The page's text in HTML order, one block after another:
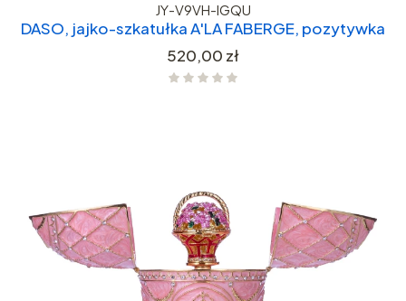
JY-V9VH-IGQU
DASO, jajko-szkatułka A'LA FABERGE, pozytywka
Cena
520,00 zł